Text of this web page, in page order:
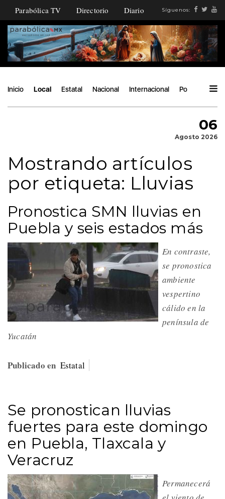
Parabólica TV Directorio Diario Síguenos:
Inicio Local Estatal Nacional Internacional Política
06
Agosto 2026
Mostrando artículos
por etiqueta: Lluvias
Pronostica SMN lluvias en
Puebla y seis estados más
En contraste,
se pronostica
ambiente
vespertino
cálido en la
península de
Yucatán
Publicado en Estatal
Se pronostican lluvias
fuertes para este domingo
en Puebla, Tlaxcala y
Veracruz
Permanecerá